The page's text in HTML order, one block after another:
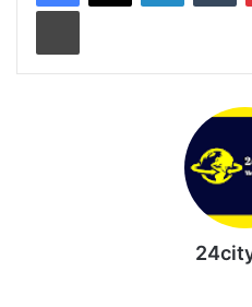
Print